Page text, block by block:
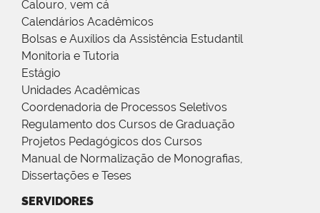
Calouro, vem cá
Calendários Acadêmicos
Bolsas e Auxílios da Assistência Estudantil
Monitoria e Tutoria
Estágio
Unidades Acadêmicas
Coordenadoria de Processos Seletivos
Regulamento dos Cursos de Graduação
Projetos Pedagógicos dos Cursos
Manual de Normalização de Monografias,
Dissertações e Teses
SERVIDORES